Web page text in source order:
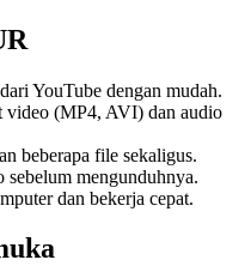
YouTube dengan mudah.
video (MP4, AVI) dan audio
beberapa file sekaligus.
sebelum mengunduhnya.
dan bekerja cepat.